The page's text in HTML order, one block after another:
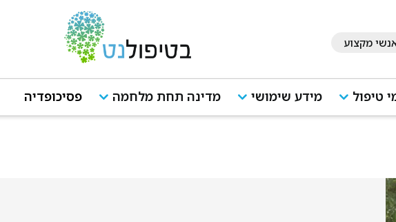
מקצוע
טיפול מידע שימושי מדינה תחת מלחמה פסיכופדיה